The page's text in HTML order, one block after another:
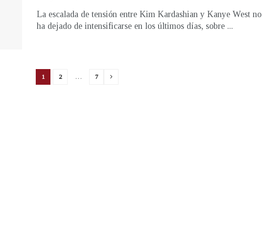
La escalada de tensión entre Kim Kardashian y Kanye West no
ha dejado de intensificarse en los últimos días, sobre ...
1 2 … 7